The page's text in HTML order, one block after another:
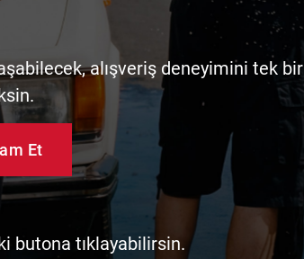
alışveriş deneyimini tek bir
Et
butona tıklayabilirsin.